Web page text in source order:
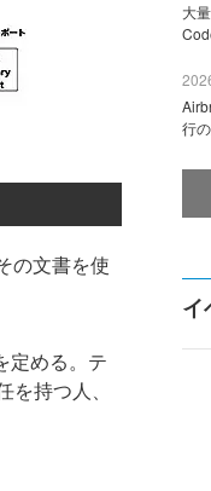
の文書を使
定める。テ
持つ人、
大
行
イ